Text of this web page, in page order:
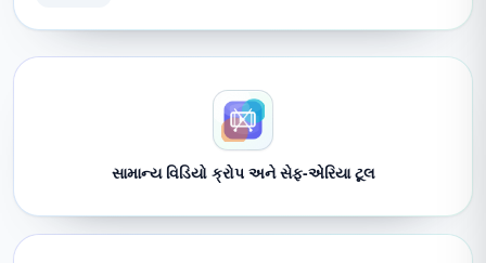
સામાન્ય વિડિયો ક્રોપ અને સેફ-એરિયા ટૂલ